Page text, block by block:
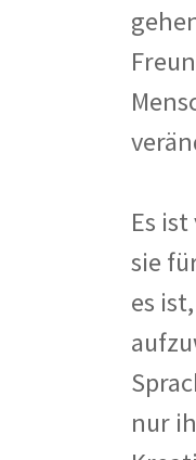
Es
sie
es
nur